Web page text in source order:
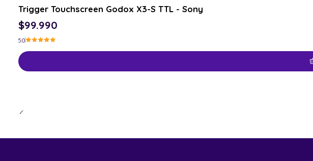
Trigger Touchscreen Godox X3-S TTL - Sony
$99.990
5.0